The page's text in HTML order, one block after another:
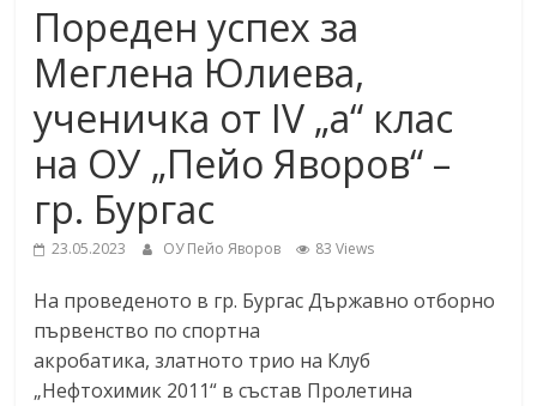
Пореден успех за
Меглена Юлиева,
ученичка от IV „а“ клас
на ОУ „Пейо Яворов“ –
гр. Бургас
23.05.2023 ОУ Пейо Яворов 83 Views
На проведеното в гр. Бургас Държавно отборно
първенство по спортна
акробатика, златното трио на Клуб
„Нефтохимик 2011“ в състав Пролетина